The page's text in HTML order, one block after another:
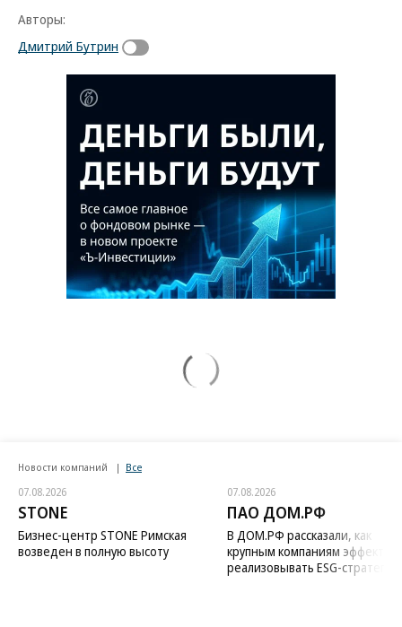
Авторы:
Дмитрий Бутрин
Новости компаний Все
07.08.2026
STONE
Бизнес-центр STONE Римская
возведен в полную высоту
07.08.2026
ПАО ДОМ.РФ
В ДОМ.РФ рассказали, как
крупным компаниям
реализовывать ESG-стратегию